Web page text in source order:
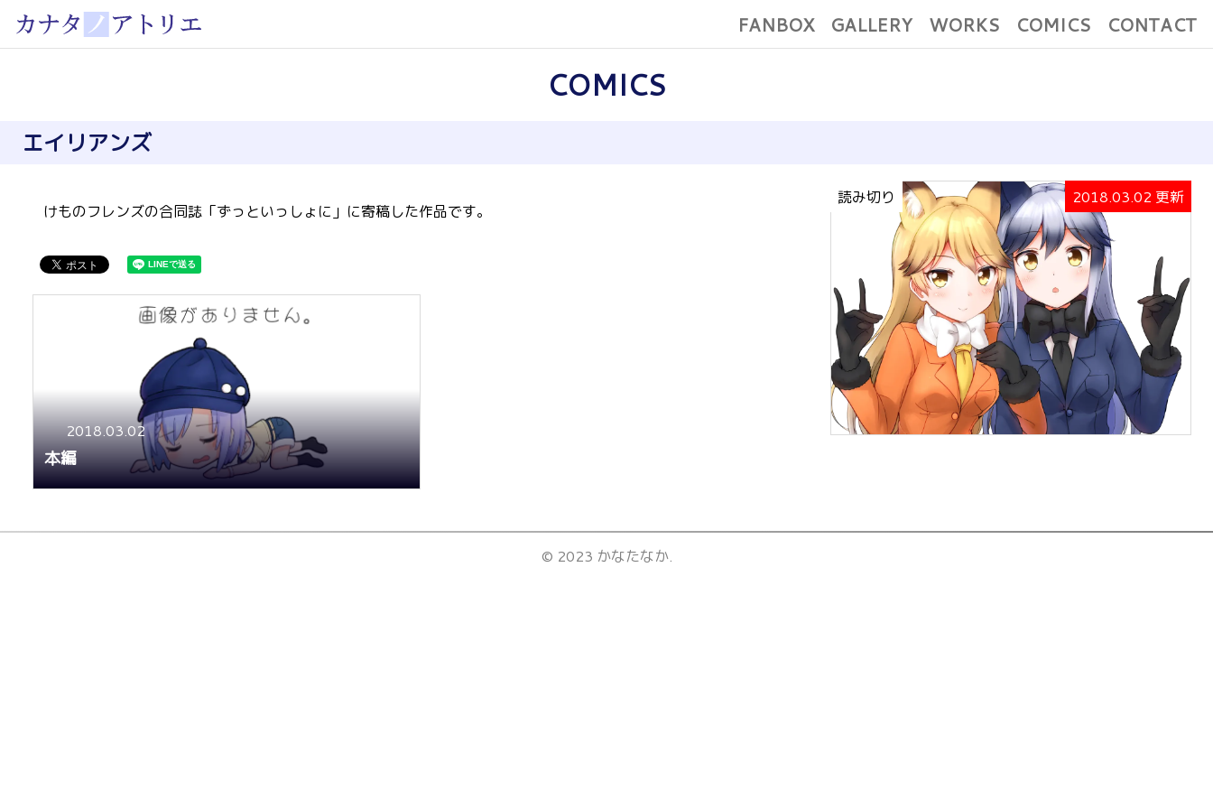
FANBOX GALLERY WORKS COMICS CONTACT
COMICS
エイリアンズ
けものフレンズの合同誌「ずっといっしょに」に寄稿した作品です。
2018.03.02
本編
読み切り 2018.03.02 更新
© 2023 かなたなか.